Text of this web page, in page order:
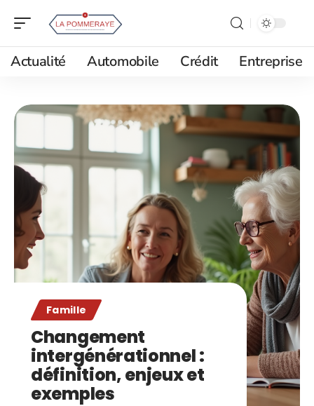
Actualité Automobile Crédit Entreprise
Famille
Changement
intergénérationnel :
définition, enjeux et
exemples